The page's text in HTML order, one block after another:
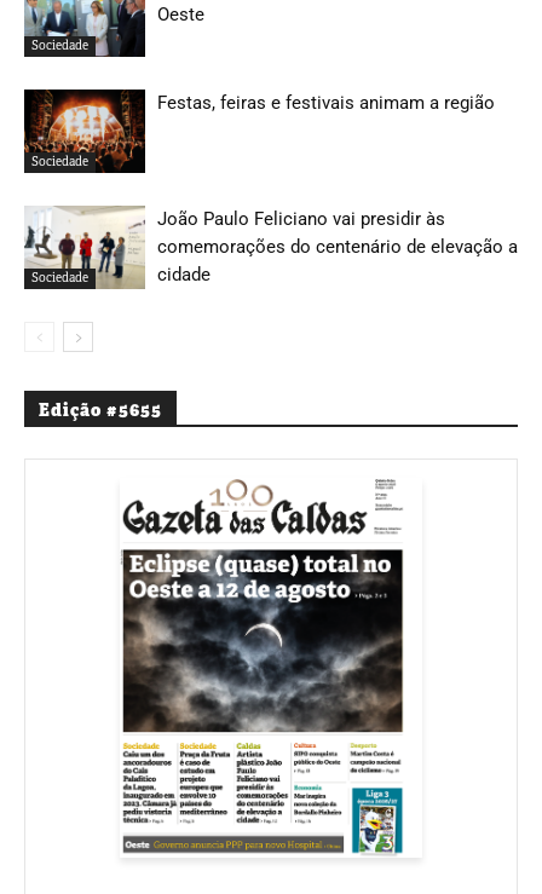
Sociedade
Oeste
Sociedade
Festas, feiras e festivais animam a região
Sociedade
João Paulo Feliciano vai presidir às
comemorações do centenário de elevação a
cidade
Edição #5655